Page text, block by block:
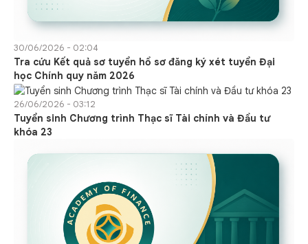
30/06/2026 - 02:04
Tra cứu Kết quả sơ tuyển hồ sơ đăng ký xét tuyển Đại
học Chính quy năm 2026
26/06/2026 - 03:12
Tuyển sinh Chương trình Thạc sĩ Tài chính và Đầu tư
khóa 23